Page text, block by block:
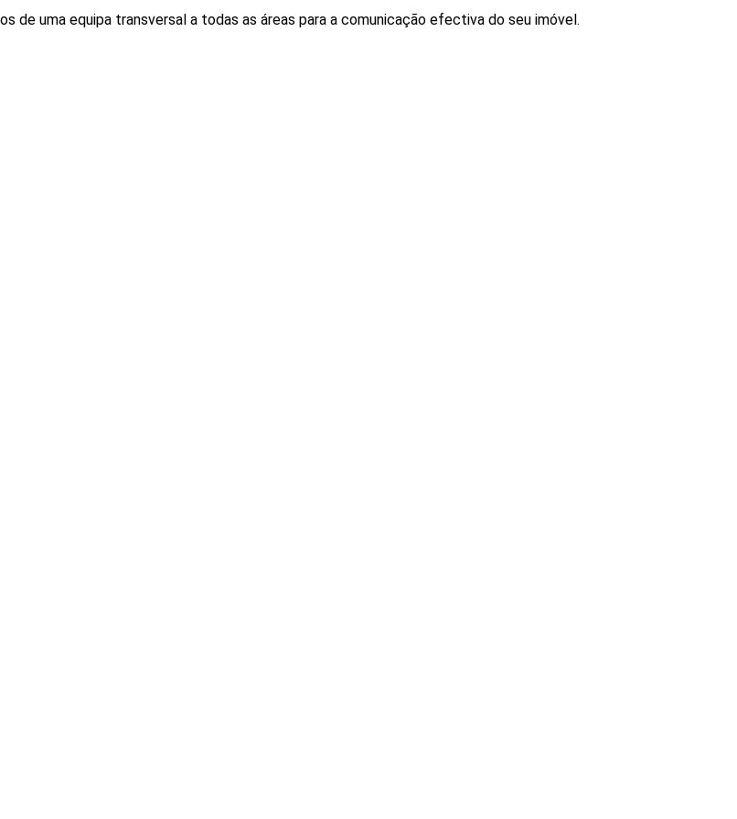
de uma equipa transversal a todas as áreas para a comunicação efectiva do seu imóvel.